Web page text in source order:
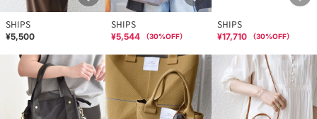
SHIPS
¥5,500
SHIPS
¥5,544 （30%OFF）
SHIPS
¥17,710 （30%OFF）